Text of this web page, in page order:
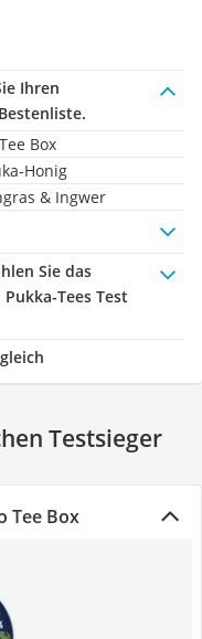
Ihren
Box
Honig
& Ingwer
Sie das
Tees Test
Testsieger
Tee Box